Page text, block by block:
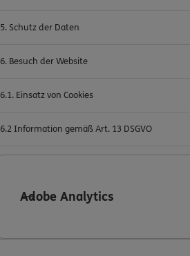
5. Schutz der Daten
6. Besuch der Website
6.1. Einsatz von Cookies
6.2 Information gemäß Art. 13 DSGVO
Adobe Analytics